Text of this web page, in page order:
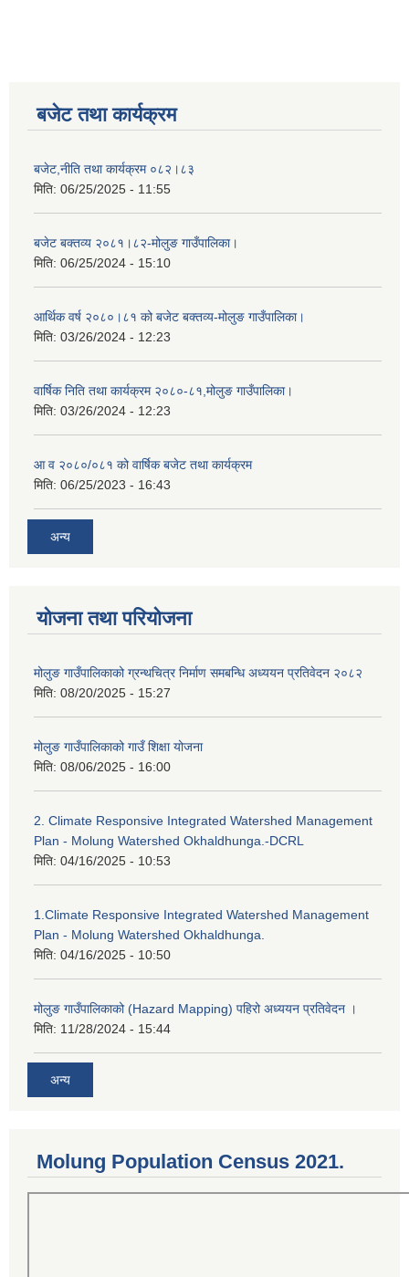
बजेट तथा कार्यक्रम
बजेट,नीति तथा कार्यक्रम ०८२।८३
मिति: 06/25/2025 - 11:55
बजेट बक्तव्य २०८१।८२-मोलुङ गाउँपालिका।
मिति: 06/25/2024 - 15:10
आर्थिक वर्ष २०८०।८१ को बजेट बक्तव्य-मोलुङ गाउँपालिका।
मिति: 03/26/2024 - 12:23
वार्षिक निति तथा कार्यक्रम २०८०-८१,मोलुङ गाउँपालिका।
मिति: 03/26/2024 - 12:23
आ व २०८०/०८१ को वार्षिक बजेट तथा कार्यक्रम
मिति: 06/25/2023 - 16:43
अन्य
योजना तथा परियोजना
मोलुङ गाउँपालिकाको ग्रन्थचित्र निर्माण समबन्धि अध्ययन प्रतिवेदन २०८२
मिति: 08/20/2025 - 15:27
मोलुङ गाउँपालिकाको गाउँ शिक्षा योजना
मिति: 08/06/2025 - 16:00
2. Climate Responsive Integrated Watershed Management
Plan - Molung Watershed Okhaldhunga.-DCRL
मिति: 04/16/2025 - 10:53
1.Climate Responsive Integrated Watershed Management
Plan - Molung Watershed Okhaldhunga.
मिति: 04/16/2025 - 10:50
मोलुङ गाउँपालिकाको (Hazard Mapping) पहिरो अध्ययन प्रतिवेदन ।
मिति: 11/28/2024 - 15:44
अन्य
Molung Population Census 2021.